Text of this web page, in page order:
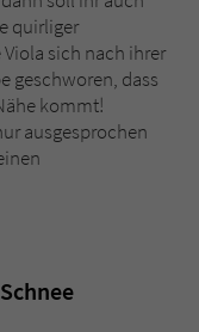
quirliger
sich nach ihrer
geschworen, dass
kommt!
ausgesprochen
& Co. KG
die
z. B. den
zu